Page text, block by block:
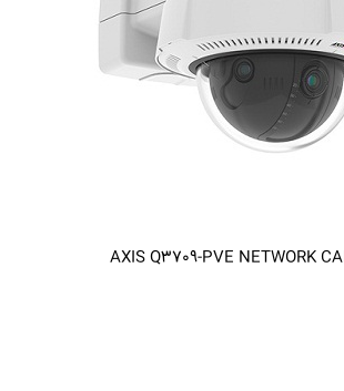
AXIS Q3709-PVE NETWORK